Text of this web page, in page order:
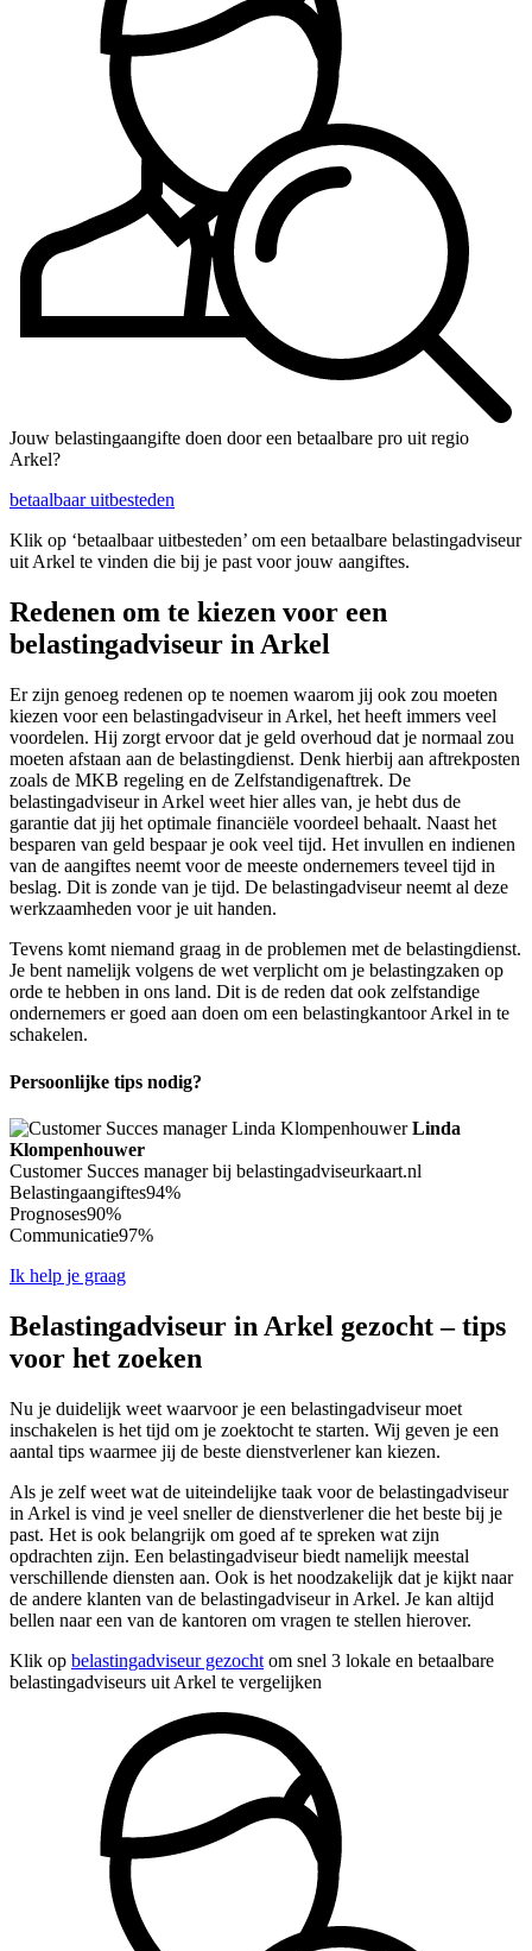
Jouw belastingaangifte doen door een betaalbare pro uit regio
Arkel?
betaalbaar uitbesteden
Klik op ‘betaalbaar uitbesteden’ om een betaalbare belastingadviseur
uit Arkel te vinden die bij je past voor jouw aangiftes.
Redenen om te kiezen voor een
belastingadviseur in Arkel
Er zijn genoeg redenen op te noemen waarom jij ook zou moeten
kiezen voor een belastingadviseur in Arkel, het heeft immers veel
voordelen. Hij zorgt ervoor dat je geld overhoud dat je normaal zou
moeten afstaan aan de belastingdienst. Denk hierbij aan aftrekposten
zoals de MKB regeling en de Zelfstandigenaftrek. De
belastingadviseur in Arkel weet hier alles van, je hebt dus de
garantie dat jij het optimale financiële voordeel behaalt. Naast het
besparen van geld bespaar je ook veel tijd. Het invullen en indienen
van de aangiftes neemt voor de meeste ondernemers teveel tijd in
beslag. Dit is zonde van je tijd. De belastingadviseur neemt al deze
werkzaamheden voor je uit handen.
Tevens komt niemand graag in de problemen met de belastingdienst.
Je bent namelijk volgens de wet verplicht om je belastingzaken op
orde te hebben in ons land. Dit is de reden dat ook zelfstandige
ondernemers er goed aan doen om een belastingkantoor Arkel in te
schakelen.
Persoonlijke tips nodig?
Linda
Klompenhouwer
Customer Succes manager bij belastingadviseurkaart.nl
Belastingaangiftes94%
Prognoses90%
Communicatie97%
Ik help je graag
Belastingadviseur in Arkel gezocht – tips
voor het zoeken
Nu je duidelijk weet waarvoor je een belastingadviseur moet
inschakelen is het tijd om je zoektocht te starten. Wij geven je een
aantal tips waarmee jij de beste dienstverlener kan kiezen.
Als je zelf weet wat de uiteindelijke taak voor de belastingadviseur
in Arkel is vind je veel sneller de dienstverlener die het beste bij je
past. Het is ook belangrijk om goed af te spreken wat zijn
opdrachten zijn. Een belastingadviseur biedt namelijk meestal
verschillende diensten aan. Ook is het noodzakelijk dat je kijkt naar
de andere klanten van de belastingadviseur in Arkel. Je kan altijd
bellen naar een van de kantoren om vragen te stellen hierover.
Klik op belastingadviseur gezocht om snel 3 lokale en betaalbare
belastingadviseurs uit Arkel te vergelijken